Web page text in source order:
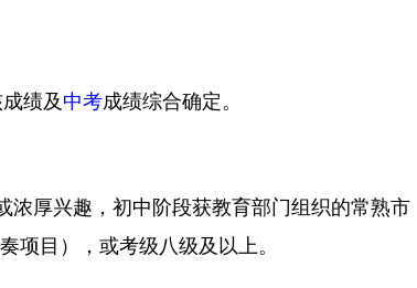
绩及 中考成绩综合确定。
厚兴趣，初中阶段获教育部门组织的常熟市
项目），或考级八级及以上。